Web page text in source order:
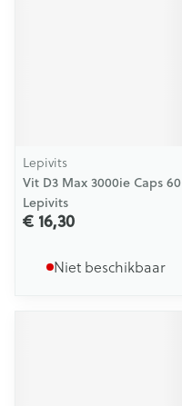
Lepivits
Vit D3 Max 3000ie Caps 60
Lepivits
€ 16,30
Niet beschikbaar